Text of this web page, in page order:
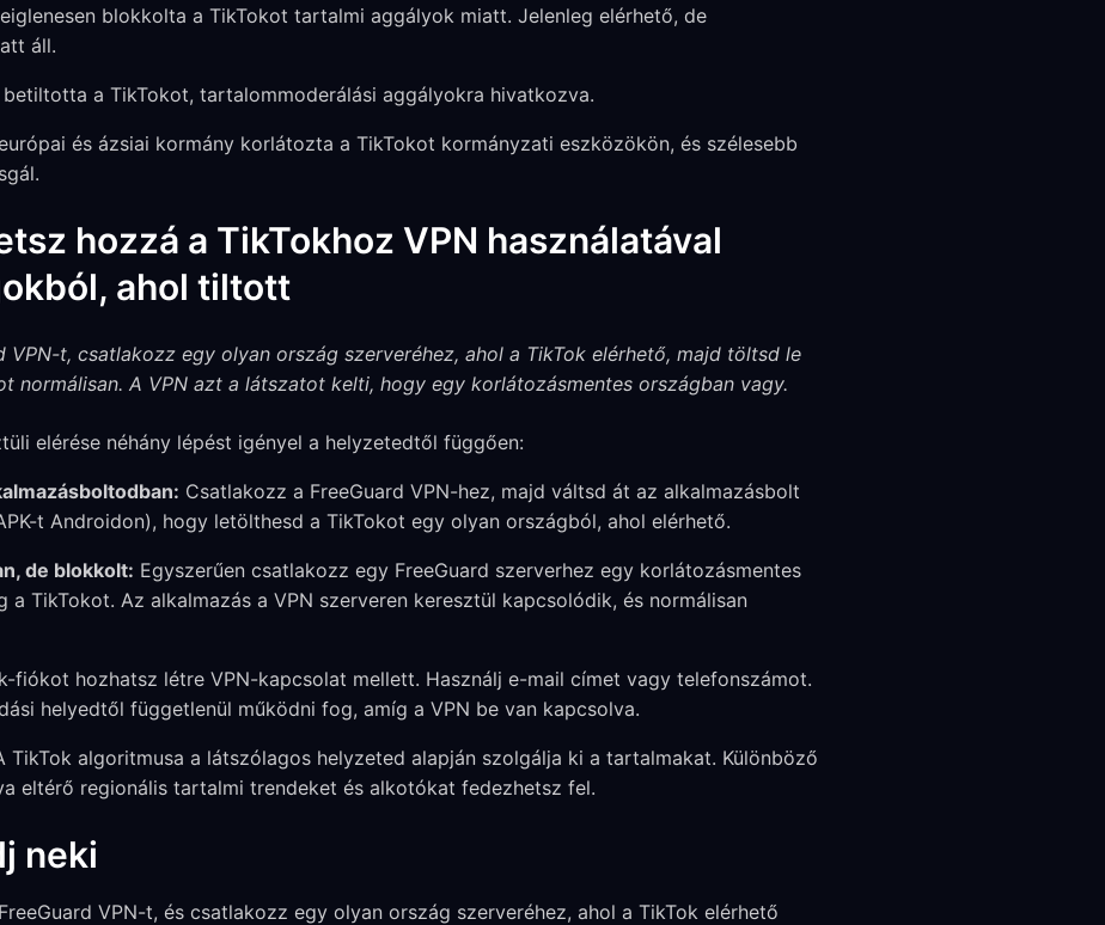
blokkolta a TikTokot tartalmi aggályok miatt. Jelenleg elérhető, de
áll.
betiltotta a TikTokot, tartalommoderálási aggályokra hivatkozva.
és ázsiai kormány korlátozta a TikTokot kormányzati eszközökön, és szélesebb
hozzá a TikTokhoz VPN használatával
ahol tiltott
VPN-t, csatlakozz egy olyan ország szerveréhez, ahol a TikTok elérhető, majd töltsd le
normálisan. A VPN azt a látszatot kelti, hogy egy korlátozásmentes országban vagy.
elérése néhány lépést igényel a helyzetedtől függően:
Csatlakozz a FreeGuard VPN-hez, majd váltsd át az alkalmazásbolt
t Androidon), hogy letölthesd a TikTokot egy olyan országból, ahol elérhető.
de blokkolt: Egyszerűen csatlakozz egy FreeGuard szerverhez egy korlátozásmentes
a TikTokot. Az alkalmazás a VPN szerveren keresztül kapcsolódik, és normálisan
fiókot hozhatsz létre VPN-kapcsolat mellett. Használj e-mail címet vagy telefonszámot.
helyedtől függetlenül működni fog, amíg a VPN be van kapcsolva.
TikTok algoritmusa a látszólagos helyzeted alapján szolgálja ki a tartalmakat. Különböző
eltérő regionális tartalmi trendeket és alkotókat fedezhetsz fel.
neki
VPN-t, és csatlakozz egy olyan ország szerveréhez, ahol a TikTok elérhető